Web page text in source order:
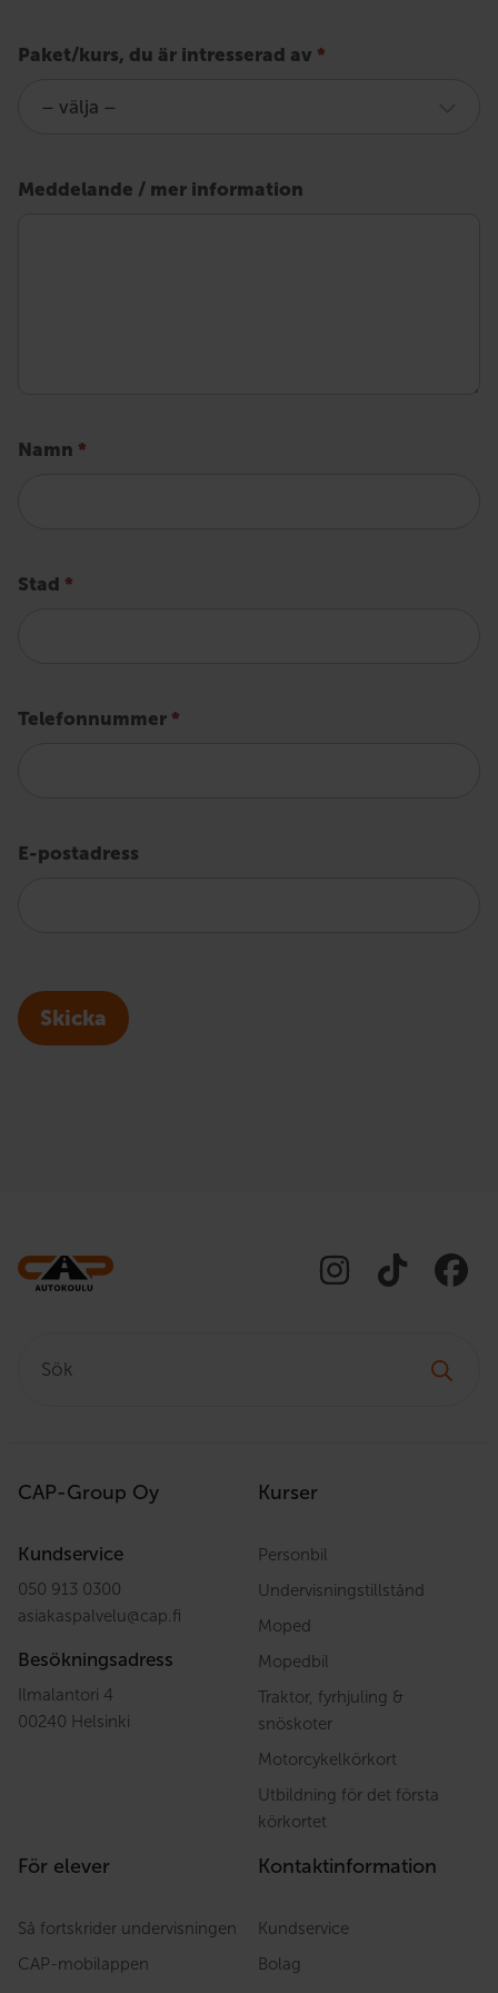
Fråga
om
för
Paket/kurs, du är intresserad av *
Meddelande / mer information
Namn *
Stad *
Telefonnummer *
E-postadress
Skicka
CAP-Group Oy
Kundservice
050 913 0300
asiakaspalvelu@cap.fi
Besökningsadress
Ilmalantori 4
00240 Helsinki
Kurser
Personbil
Undervisningstillstånd
Moped
Mopedbil
Traktor, fyrhjuling &
snöskoter
Motorcykelkörkort
Utbildning för det första
körkortet
För elever
Så fortskrider undervisningen
CAP-mobilappen
Kontaktinformation
Kundservice
Bolag